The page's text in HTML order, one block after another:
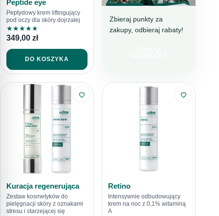
Peptide eye
Peptydowy krem liftingujący
pod oczy dla skóry dojrzałej
★★★★★
349,00 zł
DO KOSZYKA
DOTTORE CLUB
Zbieraj punkty za
zakupy, odbieraj rabaty!
Kuracja regenerująca
Zestaw kosmetyków do
pielęgnacji skóry z oznakami
stresu i starzejącej się
Retino
Intensywnie odbudowujący
krem na noc z 0,1% witaminą
A